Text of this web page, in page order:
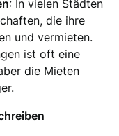
: In vielen Städten
die ihre
und vermieten.
ist oft eine
die Mieten